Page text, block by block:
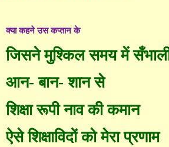
क्या कहने उस कप्तान के
जिसने मुश्किल समय मेंसँ
आन- बान- शान से
शिक्षा रूपी नाव की कमान
ऐसे शिक्षाविदों को मेरा प्रणाम